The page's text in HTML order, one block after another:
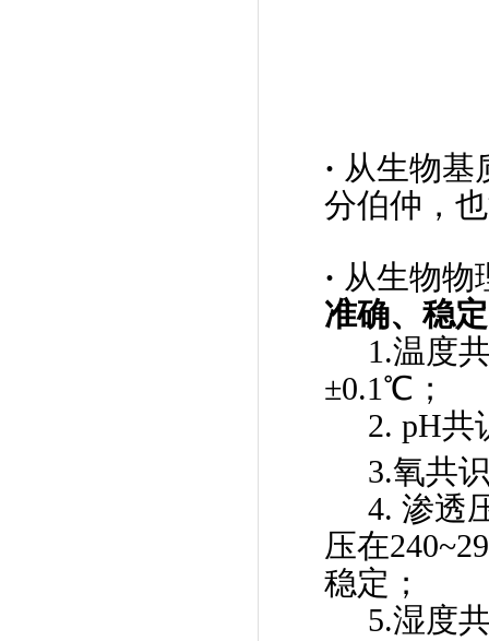
· 从生物基
分伯仲，
· 从生物物
准确、稳
1.温度共
±0.1℃；
2. pH共
3.氧共识
4. 渗透
压在
稳定；
5.湿度共